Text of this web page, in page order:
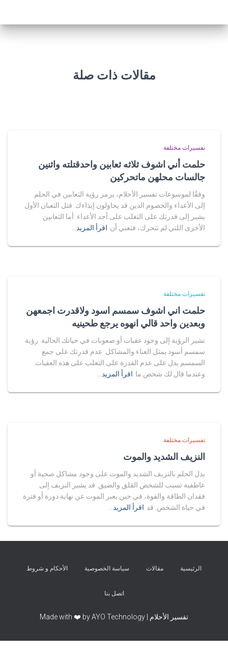
مقالات ذات صلة
تفسيرات مختلفة
حلمت أني اشوف ثلاثه ثعابين واحدقتلته واثنين
جالسات محلهن ماتحركين
وفقًا لموسوعات تفسير الأحلام، يرمز رؤية الثعابين في الحلم
إلى الأعداء والخصوم الذين قد يحاولون إيذاءك. قتل الثعبان الأول
يشير إلى قدرتك على التغلب على أحد الأعداء. أما الثعابين
الأخرى اللتي لم تتحرك، فتعني أن اقرأ المزيد…
تفسيرات مختلفة
حلمت اني اشوف سمسم اسود ولاقدرت اجمعهن
وبعدين واحد قالي انهوه يرجع طحينيه
تشير الرؤية إلى وجود عقبات أو صعوبات في حياتك الحالية. رؤية
سمسم أسود يمثل العناء والمشاكل. عدم قدرتك على جمع
السمسم يدل على عدم القدرة على التغلب على هذه العقبات.
وعندما قال لك شخص ما اقرأ المزيد…
تفسيرات مختلفة
النزيف الشديد والموت
يدل الحلم بالنزيف الشديد والموت على وجود مشاكل صحية أو
عاطفية تسبب للشخص القلق والضيق. قد يشير النزيف إلى
فقدان الطاقة والقوة، في حين يعبر الموت عن نهاية دورة أو فترة
في حياة الشخص. قد اقرأ المزيد…
الرئيسية مقالات سياسة الخصوصية الأحكام و شروط
اتصل بنا
تفسير الأحلام | Made with ❤️ by AYO Technology